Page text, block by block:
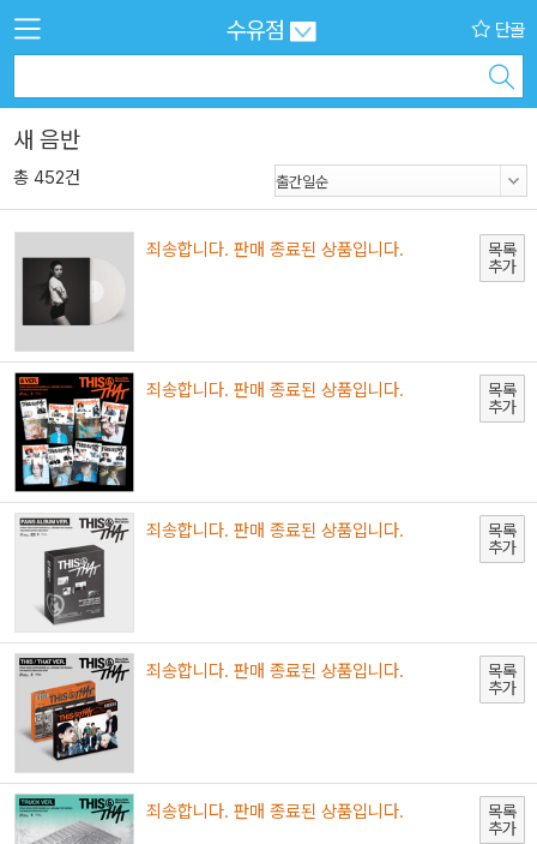
수유점 단골
새 음반
총 452건
죄송합니다. 판매 종료된 상품입니다.
목록
추가
죄송합니다. 판매 종료된 상품입니다.
목록
추가
죄송합니다. 판매 종료된 상품입니다.
목록
추가
죄송합니다. 판매 종료된 상품입니다.
목록
추가
죄송합니다. 판매 종료된 상품입니다.
목록
추가